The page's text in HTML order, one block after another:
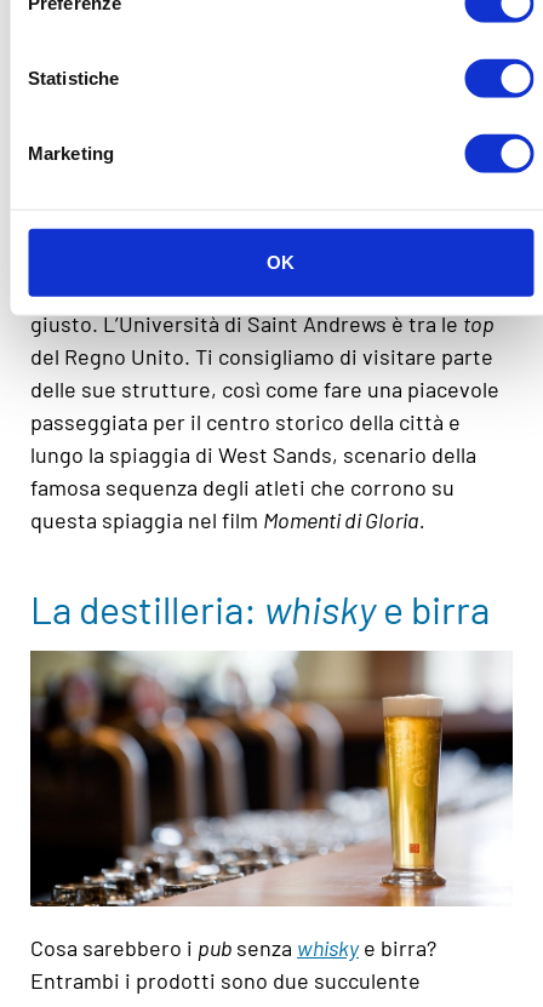
Statistiche
Marketing
OK
volta, la torre di St. Rules offre una vista
il castello, le sue rovine ti permetteranno di
sotterranee, allo stesso tempo ti sorprenderà con
la sua prigione costruita nella stessa roccia che
Ti piace imparare? Se vuoi conoscere
migliori università del paese, ti trovi nel posto
giusto. L’Università di Saint Andrews è tra letop
del Regno Unito. Ti consigliamo di visitare parte
delle sue strutture, così come fare una piacevole
passeggiata per il centro storico della città e
lungo la spiaggia di West Sands, scenario della
famosa sequenza degli atleti che corrono su
questa spiaggia nel film Momenti di Gloria.
La destilleria: whiskye birra
Cosa sarebbero i pub senza whiskye birra?
Entrambi i prodotti sono due succulente